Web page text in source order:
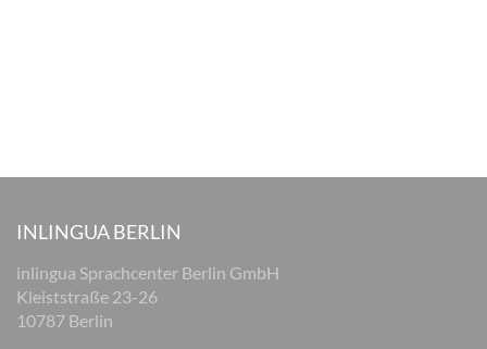
INLINGUA BERLIN
inlingua Sprachcenter Berlin GmbH
Kleiststraße 23-26
10787 Berlin